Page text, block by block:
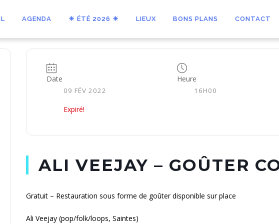
AGENDA ☀ ÉTÉ 2026 ☀ LIEUX BONS PLANS CONTACT
Date
09 FÉV 2022
Expiré!
Heure
16H00
ALI VEEJAY – GOÛTER
Gratuit – Restauration sous forme de goûter disponible sur place
Ali Veejay (pop/folk/loops, Saintes)